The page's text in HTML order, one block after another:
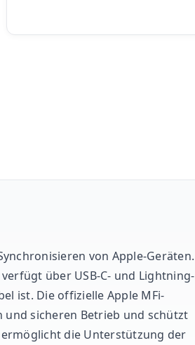
von Apple-Geräten.
über USB-C- und Lightning-
ist. Die offizielle Apple MFi-
sicheren Betrieb und schützt
die Unterstützung der